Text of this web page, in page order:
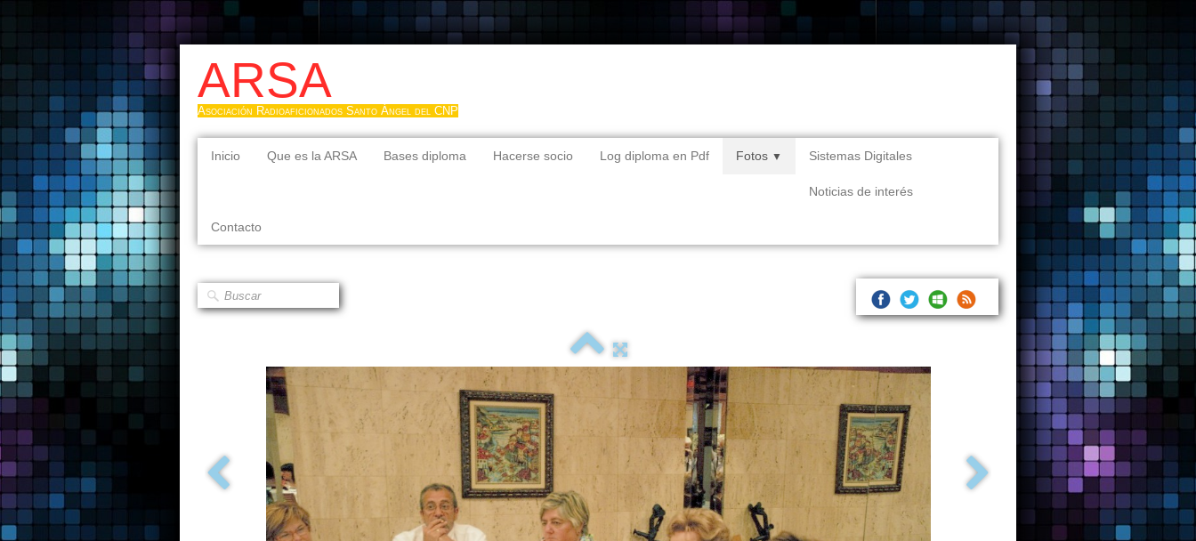
ARSA
Asociación Radioaficionados Santo Ángel del CNP
Inicio Que es la ARSA Bases diploma Hacerse socio Log diploma en Pdf Fotos ▼ Sistemas Digitales
Noticias de interés
Contacto